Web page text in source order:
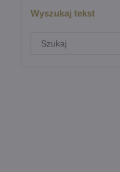
Wyszukaj tekst
wyniki